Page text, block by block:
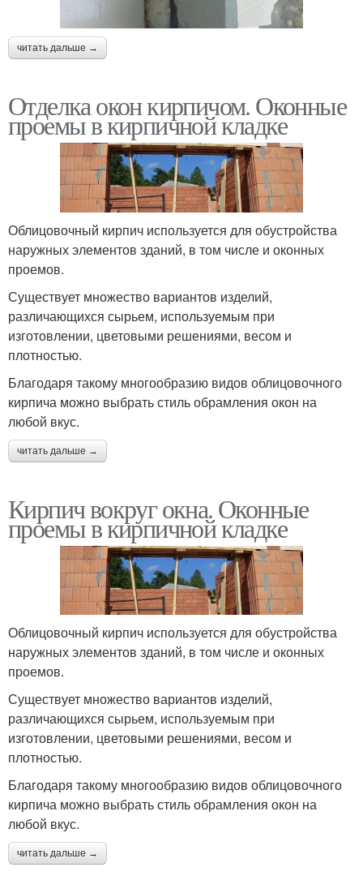
читать дальше →
Отделка окон кирпичом. Оконные
проемы в кирпичной кладке
Облицовочный кирпич используется для обустройства
наружных элементов зданий, в том числе и оконных
проемов.
Существует множество вариантов изделий,
различающихся сырьем, используемым при
изготовлении, цветовыми решениями, весом и
плотностью.
Благодаря такому многообразию видов облицовочного
кирпича можно выбрать стиль обрамления окон на
любой вкус.
читать дальше →
Кирпич вокруг окна. Оконные
проемы в кирпичной кладке
Облицовочный кирпич используется для обустройства
наружных элементов зданий, в том числе и оконных
проемов.
Существует множество вариантов изделий,
различающихся сырьем, используемым при
изготовлении, цветовыми решениями, весом и
плотностью.
Благодаря такому многообразию видов облицовочного
кирпича можно выбрать стиль обрамления окон на
любой вкус.
читать дальше →